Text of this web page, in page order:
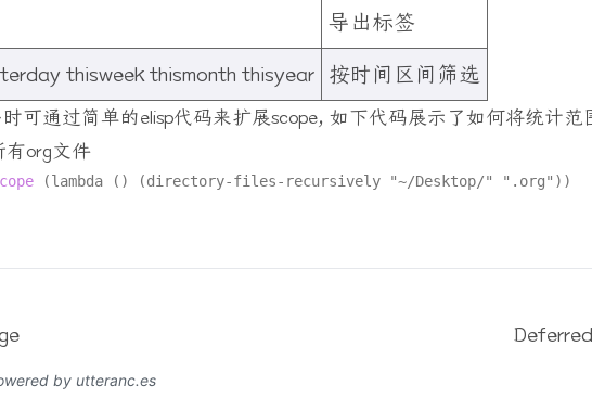
导出标签
thisweek thismonth thisyear 按时间区间筛选
可通过简单的elisp代码来扩展scope, 如下代码展示了如何将统计范
org文件
(lambda () (directory-files-